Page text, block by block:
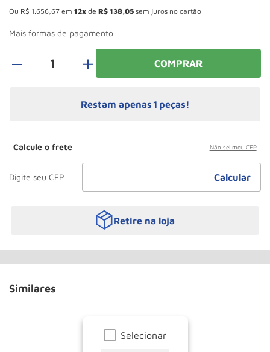
Ou R$ 1.656 67 em 12 de R$ 138 05 sem juros no cartão
Mais formas de pagamento
＋ COMPRAR
Restam apenas 1 peças!
Calcule o frete Não sei meu CEP
Retire na loja
Similares
Selecionar
10º Rodizio